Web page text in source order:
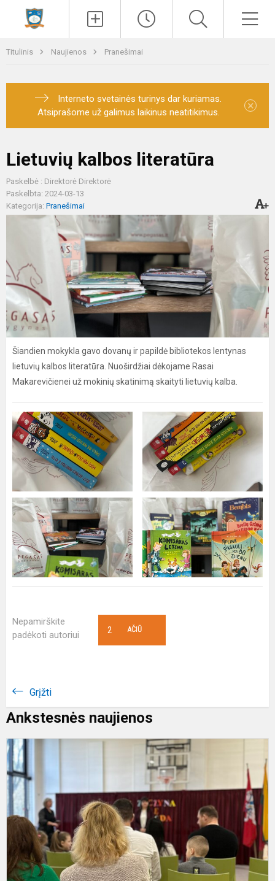
Titulinis Naujienos Pranešimai
Interneto svetainės turinys dar kuriamas.
Atsiprašome už galimus laikinus neatitikimus.
×
Lietuvių kalbos literatūra
Paskelbė : Direktorė Direktorė
Paskelbta: 2024-03-13
Kategorija: Pranešimai
Šiandien mokykla gavo dovanų ir papildė bibliotekos lentynas
lietuvių kalbos literatūra. Nuoširdžiai dėkojame Rasai
Makarevičienei už mokinių skatinimą skaityti lietuvių kalba.
Nepamirškite
padėkoti autoriui
AČIŪ
2
Grįžti
Ankstesnės naujienos